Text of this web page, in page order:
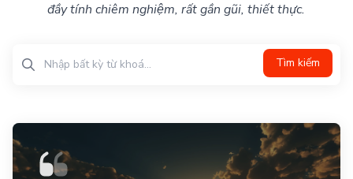
đầy tính chiêm nghiệm, rất gần gũi, thiết thực.
Tìm kiếm